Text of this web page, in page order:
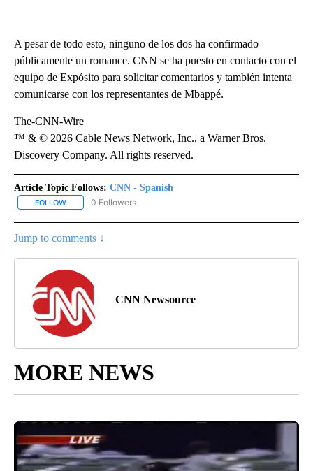
A pesar de todo esto, ninguno de los dos ha confirmado
públicamente un romance. CNN se ha puesto en contacto con el
equipo de Expósito para solicitar comentarios y también intenta
comunicarse con los representantes de Mbappé.
The-CNN-Wire
™ & © 2026 Cable News Network, Inc., a Warner Bros.
Discovery Company. All rights reserved.
Article Topic Follows: CNN - Spanish
FOLLOW FOLLOW "CNN - SPANISH" TO RECEIVE NOTIFICATIONS ABOUT
0 Followers
Jump to comments ↓
CNN Newsource
MORE NEWS